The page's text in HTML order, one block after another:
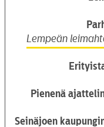
Lempeän
Pienenä
Seinäjoen